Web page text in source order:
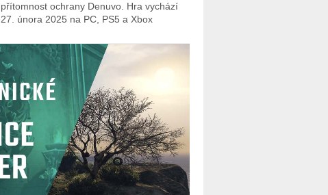
přítomnost ochrany Denuvo. Hra vychází
27. února 2025 na PC, PS5 a Xbox